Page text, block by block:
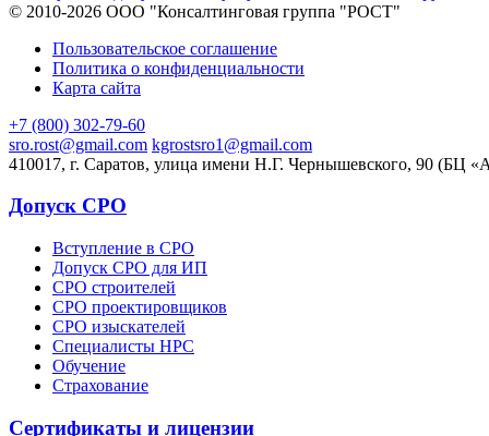
© 2010-2026 ООО "Консалтинговая группа "РОСТ"
Пользовательское соглашение
Политика о конфиденциальности
Карта сайта
+7 (800) 302-79-60
sro.rost@gmail.com kgrostsro1@gmail.com
410017, г. Саратов, улица имени Н.Г. Чернышевского, 90 (БЦ
Допуск СРО
Вступление в СРО
Допуск СРО для ИП
СРО строителей
СРО проектировщиков
СРО изыскателей
Специалисты НРС
Обучение
Страхование
Сертификаты и лицензии